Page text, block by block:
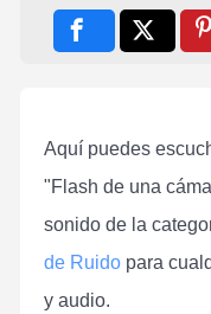
Aquí puedes
"Flash de una
sonido de la
de Ruido para
y audio.